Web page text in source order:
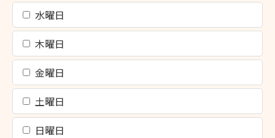
水曜日
木曜日
金曜日
土曜日
日曜日